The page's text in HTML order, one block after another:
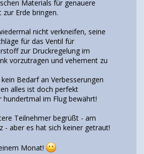
Materials für genauere
Erde bringen.
nicht verkneifen, seine
für das Ventil für
zur Druckregelung im
vorzutragen und vehement zu
Bedarf an Verbesserungen
alles ist doch perfekt
im Flug bewährt!
Teilnehmer begrüßt - am
- aber es hat sich keiner getraut!
Monat!